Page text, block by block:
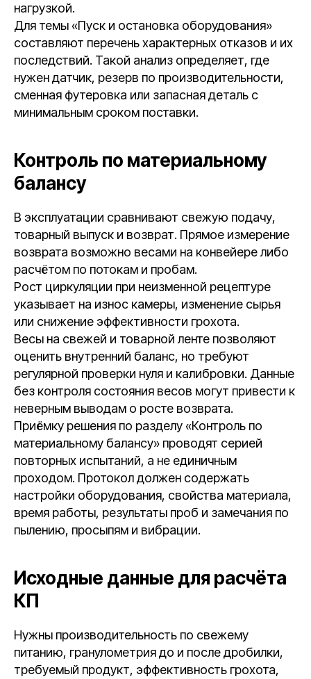
нагрузкой.
Для темы «Пуск и остановка оборудования»
составляют перечень характерных отказов и их
последствий. Такой анализ определяет, где
нужен датчик, резерв по производительности,
сменная футеровка или запасная деталь с
минимальным сроком поставки.
Контроль по материальному
балансу
В эксплуатации сравнивают свежую подачу,
товарный выпуск и возврат. Прямое измерение
возврата возможно весами на конвейере либо
расчётом по потокам и пробам.
Рост циркуляции при неизменной рецептуре
указывает на износ камеры, изменение сырья
или снижение эффективности грохота.
Весы на свежей и товарной ленте позволяют
оценить внутренний баланс, но требуют
регулярной проверки нуля и калибровки. Данные
без контроля состояния весов могут привести к
неверным выводам о росте возврата.
Приёмку решения по разделу «Контроль по
материальному балансу» проводят серией
повторных испытаний, а не единичным
проходом. Протокол должен содержать
настройки оборудования, свойства материала,
время работы, результаты проб и замечания по
пылению, просыпям и вибрации.
Исходные данные для расчёта
КП
Нужны производительность по свежему
питанию, гранулометрия до и после дробилки,
требуемый продукт, эффективность грохота,